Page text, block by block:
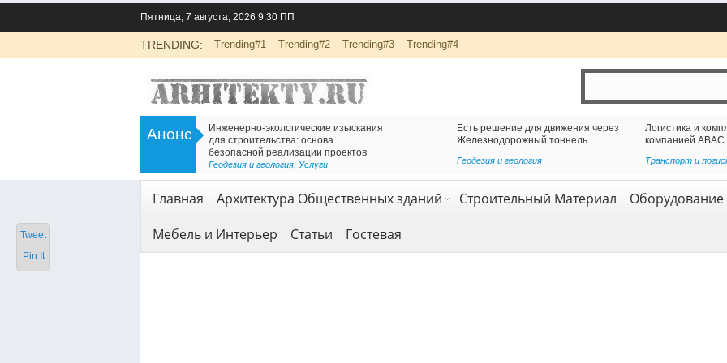
Пятница, 7 августа, 2026 9:30 ПП
TRENDING: Trending#1 Trending#2 Trending#3 Trending#4
Анонс
Инженерно-экологические изыскания
Есть решение для движения через
Железнодорожный тоннель
Геодезия и геология
Логистика и комплексная перевозка грузов с
компанией АВАС ГРУПП
Транспорт и логистика
Главная Архитектура Общественных зданий Строительный Материал
Оборудование
Мебель и Интерьер
Статьи Гостевая
Tweet
Pin It